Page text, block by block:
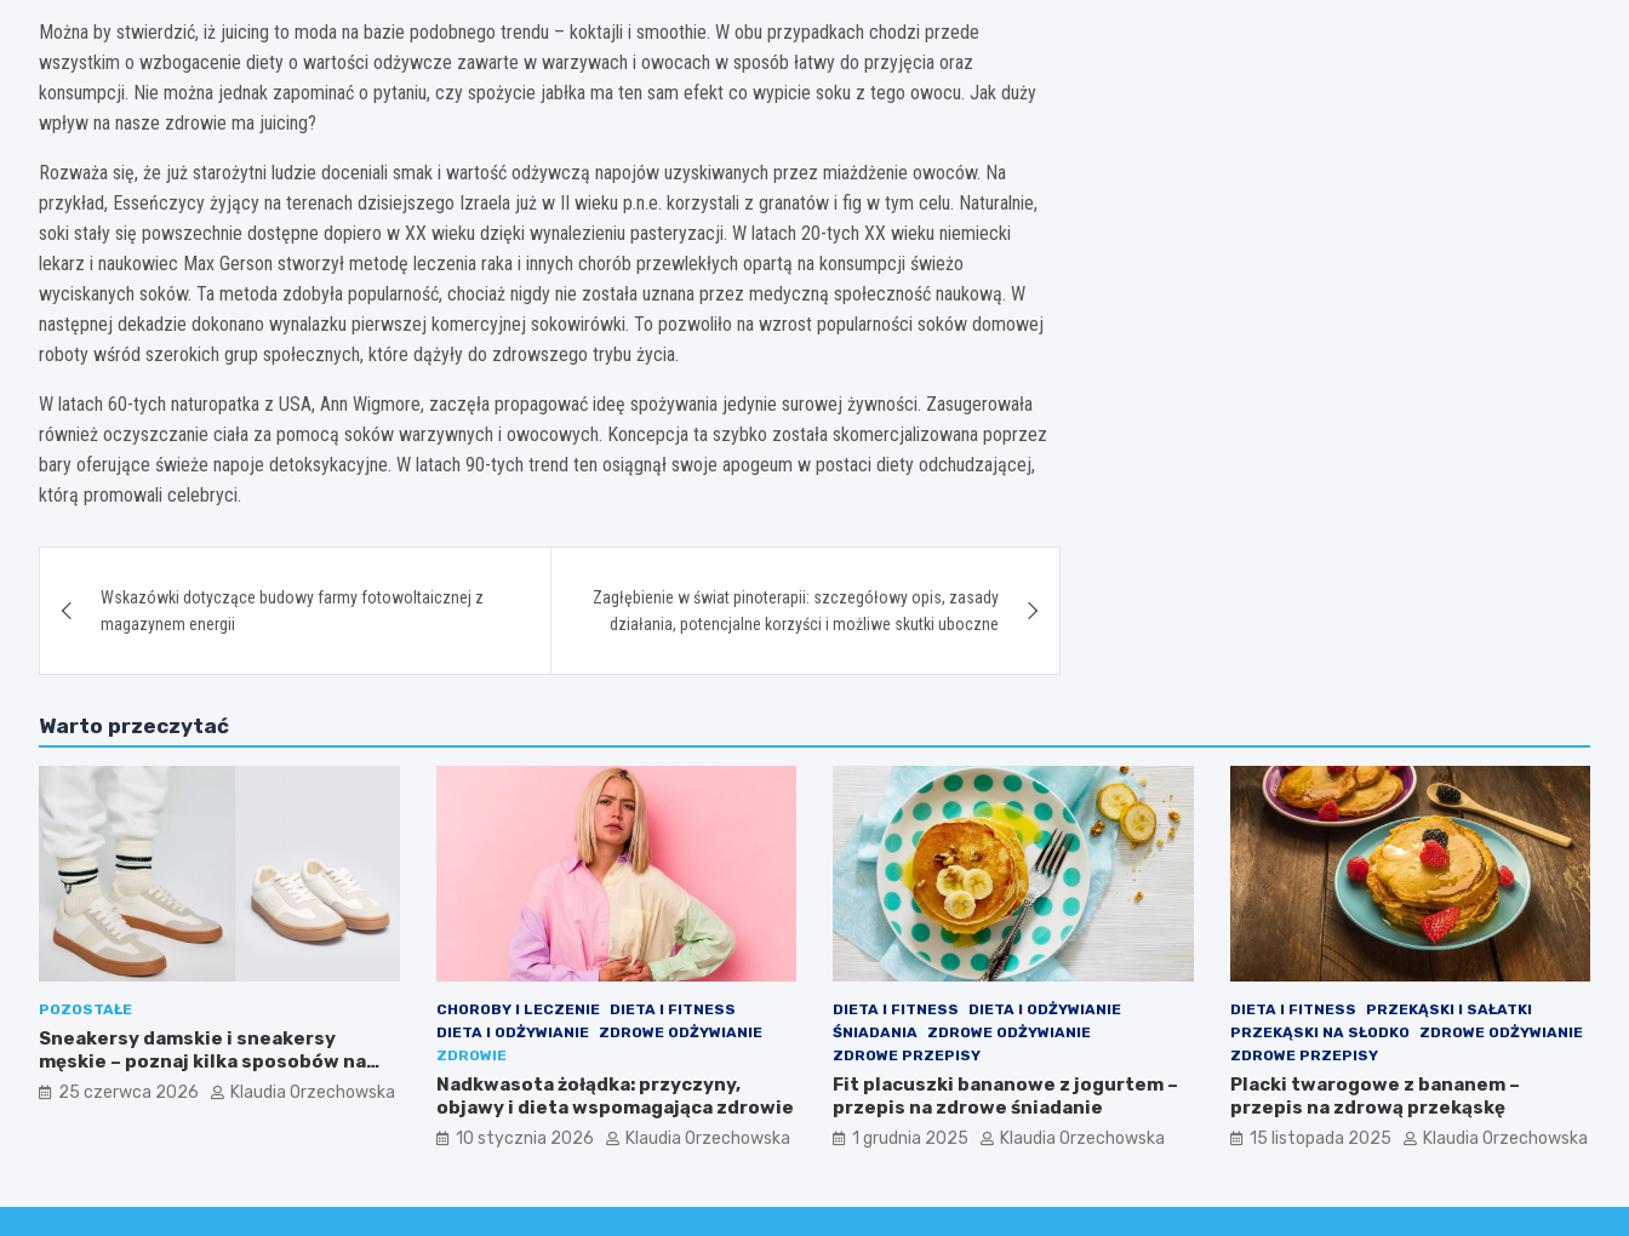
Można by stwierdzić, iż juicing to moda na bazie podobnego trendu – koktajli i smoothie. W obu przypadkach chodzi przede
wszystkim o wzbogacenie diety o wartości odżywcze zawarte w warzywach i owocach w sposób łatwy do przyjęcia oraz
konsumpcji. Nie można jednak zapominać o pytaniu, czy spożycie jabłka ma ten sam efekt co wypicie soku z tego owocu. Jak duży
wpływ na nasze zdrowie ma juicing?
Rozważa się, że już starożytni ludzie doceniali smak i wartość odżywczą napojów uzyskiwanych przez miażdżenie owoców. Na
przykład, Esseńczycy żyjący na terenach dzisiejszego Izraela już w II wieku p.n.e. korzystali z granatów i fig w tym celu. Naturalnie,
soki stały się powszechnie dostępne dopiero w XX wieku dzięki wynalezieniu pasteryzacji. W latach 20-tych XX wieku niemiecki
lekarz i naukowiec Max Gerson stworzył metodę leczenia raka i innych chorób przewlekłych opartą na konsumpcji świeżo
wyciskanych soków. Ta metoda zdobyła popularność, chociaż nigdy nie została uznana przez medyczną społeczność naukową. W
następnej dekadzie dokonano wynalazku pierwszej komercyjnej sokowirówki. To pozwoliło na wzrost popularności soków domowej
roboty wśród szerokich grup społecznych, które dążyły do zdrowszego trybu życia.
W latach 60-tych naturopatka z USA, Ann Wigmore, zaczęła propagować ideę spożywania jedynie surowej żywności. Zasugerowała
również oczyszczanie ciała za pomocą soków warzywnych i owocowych. Koncepcja ta szybko została skomercjalizowana poprzez
bary oferujące świeże napoje detoksykacyjne. W latach 90-tych trend ten osiągnął swoje apogeum w postaci diety odchudzającej,
którą promowali celebryci.
wpisu
Wskazówki dotyczące budowy farmy fotowoltaicznej z
magazynem energii
Zagłębienie w świat pinoterapii: szczegółowy opis, zasady
działania, potencjalne korzyści i możliwe skutki uboczne
Warto przeczytać
POZOSTAŁE
Sneakersy damskie i sneakersy
męskie – poznaj kilka sposobów na
wygodę, która wygląda modnie
25 czerwca 2026 Klaudia Orzechowska
CHOROBY I LECZENIE
DIETA I FITNESS
DIETA I ODŻYWIANIE
ZDROWE ODŻYWIANIE
ZDROWIE
Nadkwasota żołądka: przyczyny,
objawy i dieta wspomagająca zdrowie
10 stycznia 2026 Klaudia Orzechowska
DIETA I FITNESS
DIETA I ODŻYWIANIE
ŚNIADANIA
ZDROWE ODŻYWIANIE
ZDROWE PRZEPISY
Fit placuszki bananowe z jogurtem –
przepis na zdrowe śniadanie
1 grudnia 2025 Klaudia Orzechowska
DIETA I FITNESS
PRZEKĄSKI I SAŁATKI
PRZEKĄSKI NA SŁODKO
ZDROWE ODŻYWIANIE
ZDROWE PRZEPISY
Placki twarogowe z bananem –
przepis na zdrową przekąskę
15 listopada 2025 Klaudia Orzechowska